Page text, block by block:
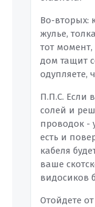
Во-вторых:
жулье,
тот
дом тащит
одупляете,
П.П.С. Если
солей и
проводок -
есть и
кабеля
ваше
видосиков
Отойдете